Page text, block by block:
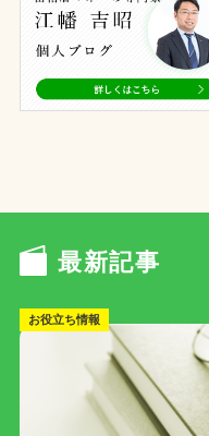
最新記事
お役立ち情報